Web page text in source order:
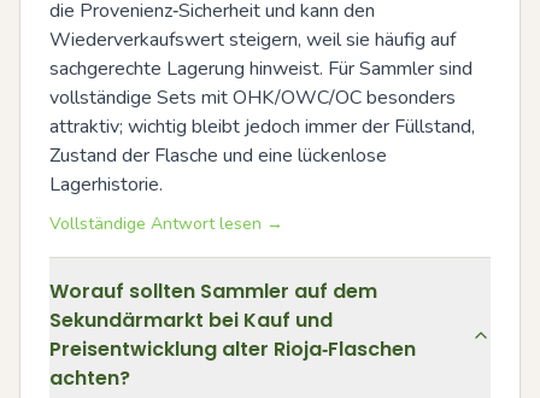
die Provenienz‑Sicherheit und kann den
Wiederverkaufswert steigern, weil sie häufig auf
sachgerechte Lagerung hinweist. Für Sammler sind
vollständige Sets mit OHK/OWC/OC besonders
attraktiv; wichtig bleibt jedoch immer der Füllstand,
Zustand der Flasche und eine lückenlose
Lagerhistorie.
Vollständige Antwort lesen →
Worauf sollten Sammler auf dem
Sekundärmarkt bei Kauf und
Preisentwicklung alter Rioja‑Flaschen
achten?